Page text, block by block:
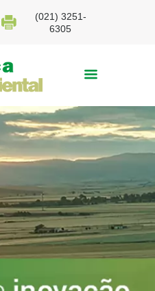
(021) 3251-
6305